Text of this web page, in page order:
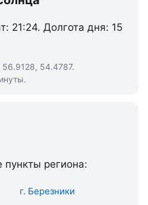
21:24. Долгота дня: 15
56.9128, 54.4787.
региона:
г. Березники